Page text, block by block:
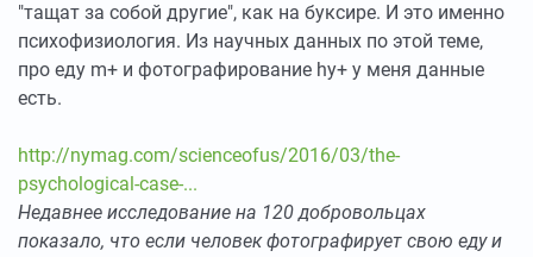
"тащат за собой другие", как на буксире. И это именно
психофизиология. Из научных данных по этой теме,
про еду m+ и фотографирование hy+ у меня данные
есть.
http://nymag.com/scienceofus/2016/03/the-
psychological-case-...
Недавнее исследование на 120 добровольцах
показало, что если человек фотографирует свою еду и